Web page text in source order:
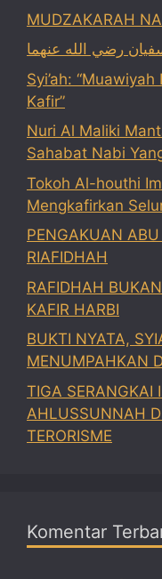
MUDZAKARAH
رضي الله عنهما
Syi’ah:
Kafir”
Nuri Al Maliki
Sahabat Nabi
Tokoh Al-houthi
Mengkafirkan
PENGAKUAN
RIAFIDHAH
RAFIDHAH
KAFIR HARBI
BUKTI NYATA,
MENUMPAHKAN
TIGA SERANGKAI
AHLUSSUNNAH
TERORISME
Komentar